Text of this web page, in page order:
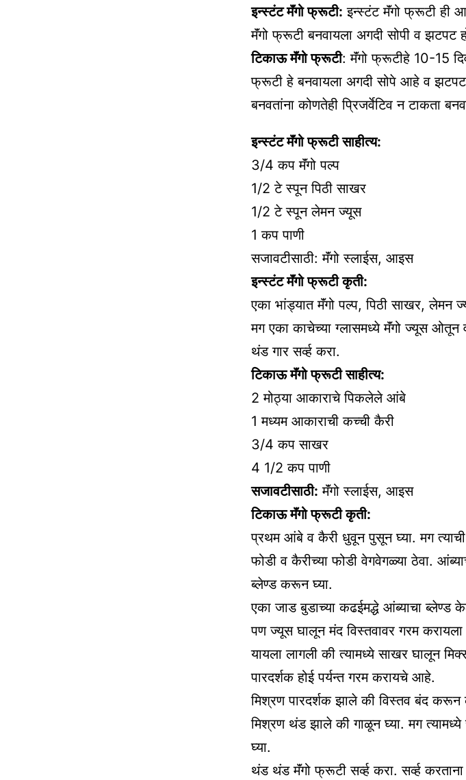
इन्स्टंट मॅंगो फ्रूटी: इन्स्टंट मॅंगो फ्रूटी ही
मॅंगो फ्रूटी बनवायला अगदी सोपी व झटपट
टिकाऊ मॅंगो फ्रूटी: मॅंगो फ्रूटीहे 10-15
फ्रूटी हे बनवायला अगदी सोपे आहे व
बनवतांना कोणतेही प्रिजर्वेटिव न टाकता
इन्स्टंट मॅंगो फ्रूटी साहीत्य:
3/4 कप मॅंगो पल्प
1/2 टे स्पून पिठी साखर
1/2 टे स्पून लेमन ज्यूस
1 कप पाणी
सजावटीसाठी: मॅंगो स्लाईस, आइस
इन्स्टंट मॅंगो फ्रूटी कृती:
एका भांड्यात मॅंगो पल्प, पिठी साखर, लेमन
मग एका काचेच्या ग्लासमध्ये मॅंगो ज्यूस
थंड गार सर्व्ह करा.
टिकाऊ मॅंगो फ्रूटी साहीत्य:
2 मोठ्या आकाराचे पिकलेले आंबे
1 मध्यम आकाराची कच्ची कैरी
3/4 कप साखर
4 1/2 कप पाणी
सजावटीसाठी: मॅंगो स्लाईस, आइस
टिकाऊ मॅंगो फ्रूटी कृती:
प्रथम आंबे व कैरी धुवून पुसून घ्या. मग
फोडी व कैरीच्या फोडी वेगवेगळ्या ठेवा.
ब्लेण्ड करून घ्या.
एका जाड बुडाच्या कढईमद्धे आंब्याचा ब्लेण्ड
पण ज्यूस घालून मंद विस्तवावर गरम
यायला लागली की त्यामध्ये साखर घालून
पारदर्शक होई पर्यन्त गरम करायचे आहे.
मिश्रण पारदर्शक झाले की विस्तव बंद
मिश्रण थंड झाले की गाळून घ्या. मग
घ्या.
थंड थंड मॅंगो फ्रूटी सर्व्ह करा. सर्व्ह